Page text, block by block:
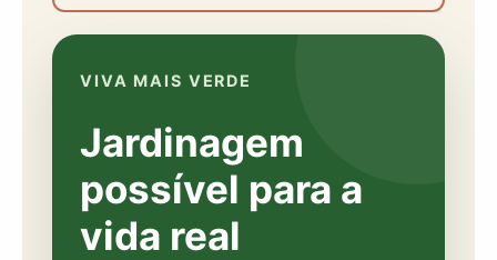
VIVA MAIS VERDE
Jardinagem
possível para a
vida real